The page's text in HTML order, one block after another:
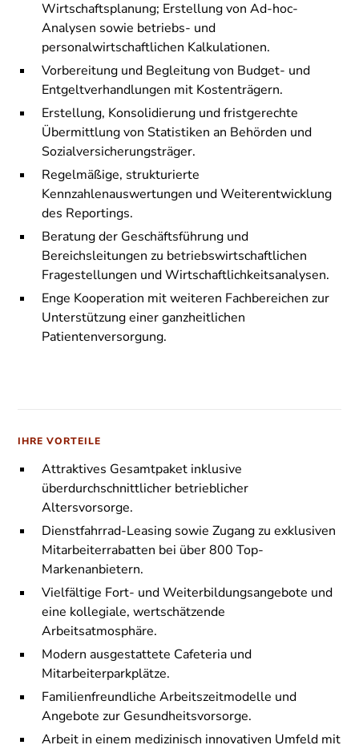
Wirtschaftsplanung; Erstellung von Ad-hoc-
Analysen sowie betriebs- und
personalwirtschaftlichen Kalkulationen.
Vorbereitung und Begleitung von Budget- und
Entgeltverhandlungen mit Kostenträgern.
Erstellung, Konsolidierung und fristgerechte
Übermittlung von Statistiken an Behörden und
Sozialversicherungsträger.
Regelmäßige, strukturierte
Kennzahlenauswertungen und Weiterentwicklung
des Reportings.
Beratung der Geschäftsführung und
Bereichsleitungen zu betriebswirtschaftlichen
Fragestellungen und Wirtschaftlichkeitsanalysen.
Enge Kooperation mit weiteren Fachbereichen zur
Unterstützung einer ganzheitlichen
Patientenversorgung.
IHRE VORTEILE
Attraktives Gesamtpaket inklusive
überdurchschnittlicher betrieblicher
Altersvorsorge.
Dienstfahrrad-Leasing sowie Zugang zu exklusiven
Mitarbeiterrabatten bei über 800 Top-
Markenanbietern.
Vielfältige Fort- und Weiterbildungsangebote und
eine kollegiale, wertschätzende
Arbeitsatmosphäre.
Modern ausgestattete Cafeteria und
Mitarbeiterparkplätze.
Familienfreundliche Arbeitszeitmodelle und
Angebote zur Gesundheitsvorsorge.
Arbeit in einem medizinisch innovativen Umfeld mit